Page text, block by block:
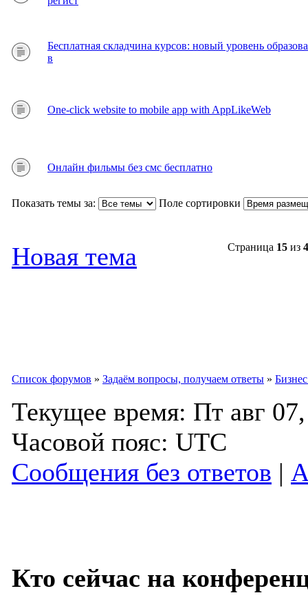
Бесплатная складчина курсов: новый уровень
в
One-click website to mobile app with AppLikeWeb
Онлайн фильмы без смс бесплатно
Показать темы за: Поле сортировки
Страница 15 из
Новая тема
Список форумов » Задаём вопросы, получаем ответы »
Текущее время: Пт авг
Часовой пояс: UTC
Сообщения без ответов |
Кто сейчас на